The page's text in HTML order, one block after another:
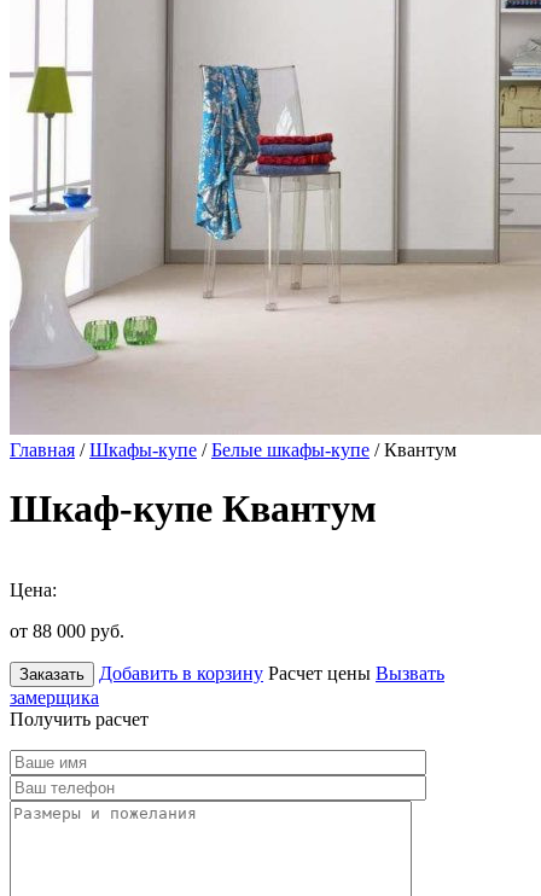
Главная /Шкафы-купе /Белые шкафы-купе / Квантум
Шкаф-купе Квантум
Цена:
от 88 000 руб.
Заказать Добавить в корзину Расчет цены Вызвать
замерщика
Получить расчет